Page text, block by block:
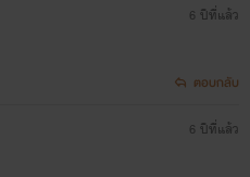
6 ปีที่แล้ว
ตอบกลับ
6 ปีที่แล้ว